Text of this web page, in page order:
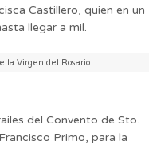
Castillero, quien en un
llegar a mil.
la Virgen del Rosario
del Convento de Sto.
Primo, para la